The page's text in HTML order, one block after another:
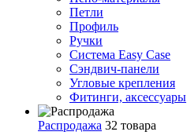
Петли
Профиль
Ручки
Система Easy Case
Сэндвич-панели
Угловые крепления
Фитинги, аксессуары
Распродажа 32 товара